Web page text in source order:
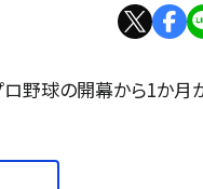
野球の開幕から1か月